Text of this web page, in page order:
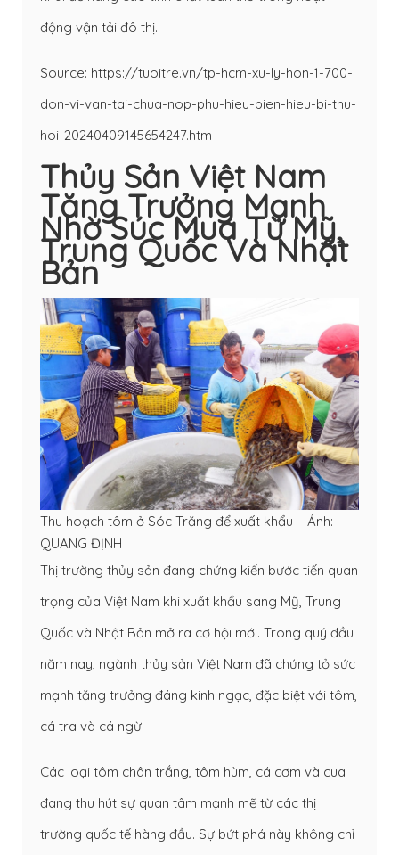
động vận tải đô thị.
Source: https://tuoitre.vn/tp-hcm-xu-ly-hon-1-700-
don-vi-van-tai-chua-nop-phu-hieu-bien-hieu-bi-thu-
hoi-20240409145654247.htm
Thủy Sản Việt Nam
Tăng Trưởng Mạnh
Nhờ Súc Mua Từ Mỹ,
Trung Quốc Và Nhật
Bản
Thu hoạch tôm ở Sóc Trăng để xuất khẩu – Ảnh:
QUANG ĐỊNH
Thị trường thủy sản đang chứng kiến bước tiến quan
trọng của Việt Nam khi xuất khẩu sang Mỹ, Trung
Quốc và Nhật Bản mở ra cơ hội mới. Trong quý đầu
năm nay, ngành thủy sản Việt Nam đã chứng tỏ sức
mạnh tăng trưởng đáng kinh ngạc, đặc biệt với tôm,
cá tra và cá ngừ.
Các loại tôm chân trắng, tôm hùm, cá cơm và cua
đang thu hút sự quan tâm mạnh mẽ từ các thị
trường quốc tế hàng đầu. Sự bứt phá này không chỉ